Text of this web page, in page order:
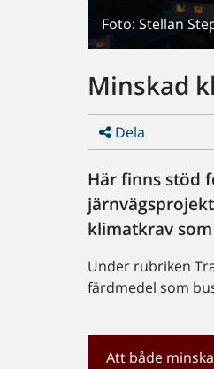
Foto: Stellan
Minskad
Dela
Här finns stöd
klimatkrav
Under rubriken
färdmedel som
Att både